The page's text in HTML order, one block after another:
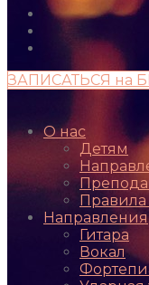
ЗАПИСАТЬСЯ на
О нас
Детям
Правила
Направления
Гитара
Вокал